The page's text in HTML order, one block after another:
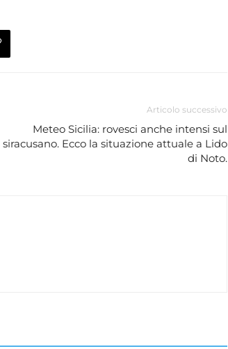
Articolo successivo
Meteo Sicilia: rovesci anche intensi sul
siracusano. Ecco la situazione attuale a Lido
di Noto.